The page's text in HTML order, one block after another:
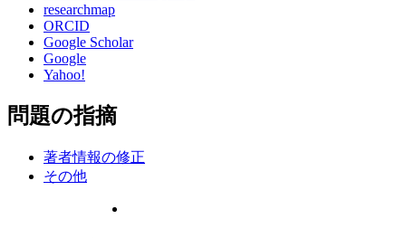
researchmap
ORCID
Google Scholar
Google
Yahoo!
問題の指摘
著者情報の修正
その他